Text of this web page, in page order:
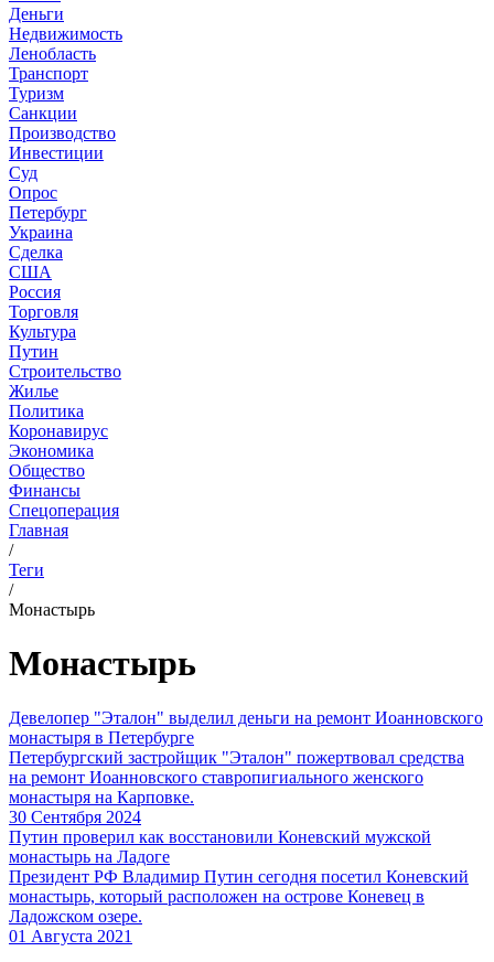
Деньги
Недвижимость
Ленобласть
Транспорт
Туризм
Санкции
Производство
Инвестиции
Суд
Опрос
Петербург
Украина
Сделка
США
Россия
Торговля
Культура
Путин
Строительство
Жилье
Политика
Коронавирус
Экономика
Общество
Финансы
Спецоперация
Главная
/
Теги
/
Монастырь
Монастырь
Девелопер "Эталон" выделил деньги на ремонт Иоанновского
монастыря в Петербурге
Петербургский застройщик "Эталон" пожертвовал средства
на ремонт Иоанновского ставропигиального женского
монастыря на Карповке.
30 Сентября 2024
Путин проверил как восстановили Коневский мужской
монастырь на Ладоге
Президент РФ Владимир Путин сегодня посетил Коневский
монастырь, который расположен на острове Коневец в
Ладожском озере.
01 Августа 2021